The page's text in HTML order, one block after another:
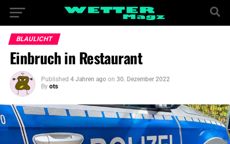
BLAULICHT
Einbruch in Restaurant
Published 4 Jahren ago on 30. Dezember 2022
By ots